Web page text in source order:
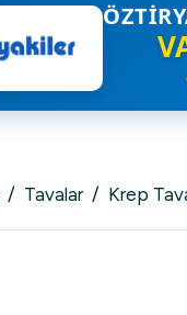
/ Tavalar / Krep